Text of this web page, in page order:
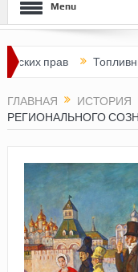
Menu
Топливный
ГЛАВНАЯ ИСТОРИЯ
РЕГИОНАЛЬНОГО